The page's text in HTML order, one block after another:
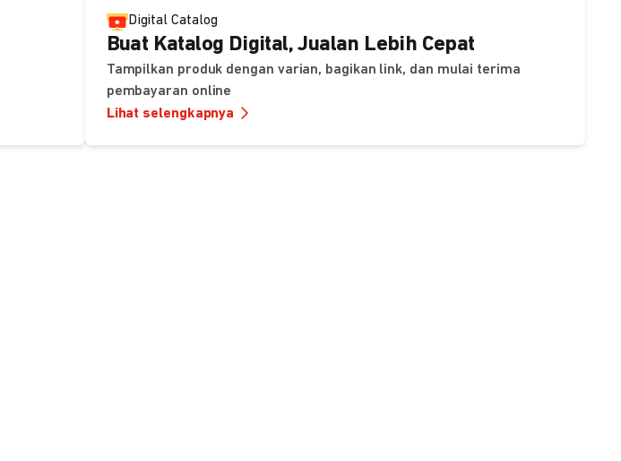
Digital Catalog
Buat Katalog Digital, Jualan Lebih Cepat
Tampilkan produk dengan varian, bagikan link, dan mulai terima
pembayaran online
Lihat selengkapnya